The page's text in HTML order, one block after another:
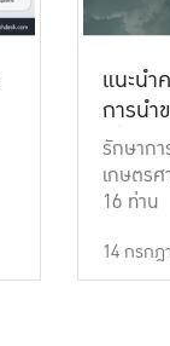
แนะน
การน
เที่ยงธ
รักษาก
เกษตร
16 ท่าน
14 กรกฎ